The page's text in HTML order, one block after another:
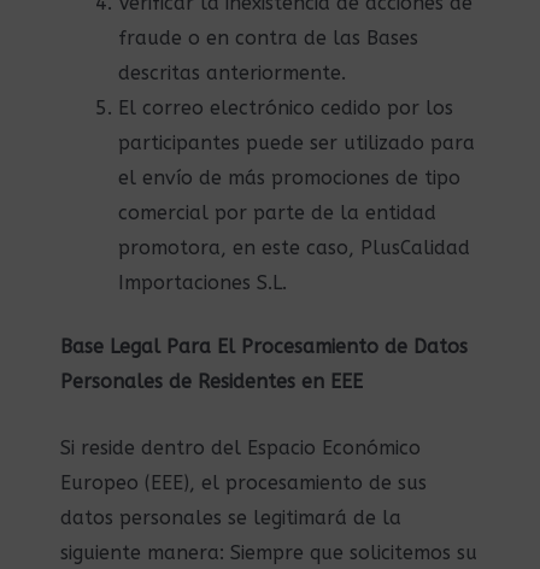
fraude o en contra de las Bases
descritas anteriormente.
El correo electrónico cedido por los
participantes puede ser utilizado para
el envío de más promociones de tipo
comercial por parte de la entidad
promotora, en este caso, PlusCalidad
Importaciones S.L.
Base Legal Para El Procesamiento de Datos
Personales de Residentes en EEE
Si reside dentro del Espacio Económico
Europeo (EEE), el procesamiento de sus
datos personales se legitimará de la
siguiente manera: Siempre que solicitemos su